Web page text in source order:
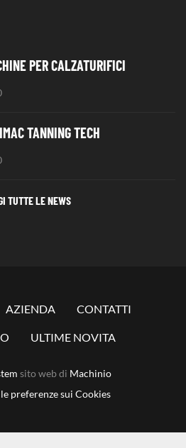
PER CALZATURIFICI
TANNING TECH
TUTTE LE NEWS
preferenze sui Cookies
sito web di Machinio
AZIENDA CONTATTI
ULTIME NOVITA